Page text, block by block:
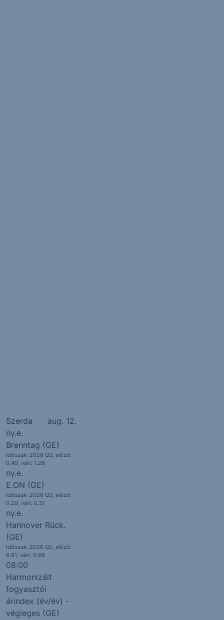
Szerda
aug. 12.
ny.e.
Brenntag (GE)
Időszak: 2026 Q2, előző:
0.49, várt: 1.26
ny.e.
E.ON (GE)
Időszak: 2026 Q2, előző:
0.29, várt: 0.31
ny.e.
Hannover Rück.
(GE)
Időszak: 2026 Q2, előző:
6.91, várt: 5.66
08:00
Harmonizált
fogyasztói
árindex (év/év) -
végleges (GE)